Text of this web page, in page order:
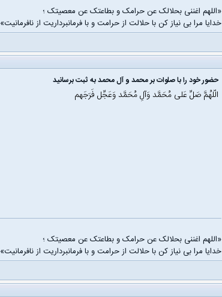
«اللهم اغننی بحلالک عن حرامک و بطاعتک عن معصیتک ؛
خدایا مرا بی نیاز کن با حلالت از حرامت و با فرمانبرداریت از نافرمانیت»
حضور خود را با صلوات بر محمد و آل محمد به ثبت برسانید
الّلهُمَّ صَلِّ عَلی مُحَمَّد وَآلِ مُحَمَّد وَعَجِّل فَرَجَهم
«اللهم اغننی بحلالک عن حرامک و بطاعتک عن معصیتک ؛
خدایا مرا بی نیاز کن با حلالت از حرامت و با فرمانبرداریت از نافرمانیت»